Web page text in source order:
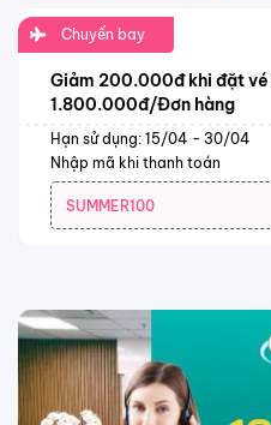
Chuyến bay
Giảm 200.000đ khi đặt vé
1.800.000đ/Đơn hàng
Hạn sử dụng: 15/04 - 30/04
Nhập mã khi thanh toán
SUMMER100